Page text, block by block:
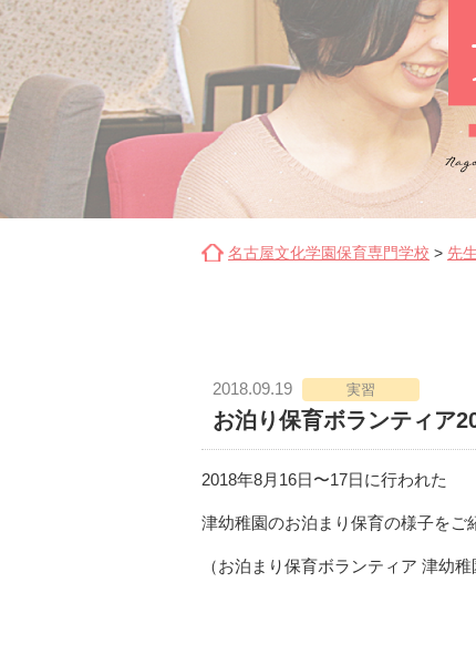
名古屋文化学園保育専門学校 > 先
2018.09.19 実習
お泊り保育ボランティア
2018年8月16日〜17日に行われた
津幼稚園のお泊まり保育の様子をご
（お泊まり保育ボランティア 津幼